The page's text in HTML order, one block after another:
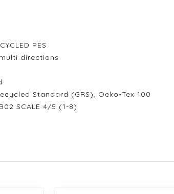
PES
directions
Standard (GRS), Oeko-Tex 100
SCALE 4/5 (1-8)